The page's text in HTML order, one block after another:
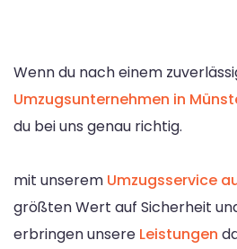
Wenn du nach einem
Umzugsunternehmen in
du bei uns genau richtig.
mit unserem Umzugsservice
größten Wert auf Sicherheit
erbringen unsere Leistungen